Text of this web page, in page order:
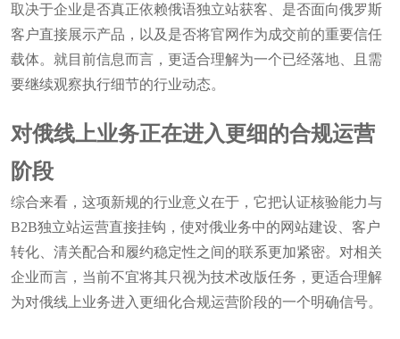
取决于企业是否真正依赖俄语独立站获客、是否面向俄罗斯
客户直接展示产品，以及是否将官网作为成交前的重要信任
载体。就目前信息而言，更适合理解为一个已经落地、且需
要继续观察执行细节的行业动态。
对俄线上业务正在进入更细的合规运营
阶段
综合来看，这项新规的行业意义在于，它把认证核验能力与
B2B独立站运营直接挂钩，使对俄业务中的网站建设、客户
转化、清关配合和履约稳定性之间的联系更加紧密。对相关
企业而言，当前不宜将其只视为技术改版任务，更适合理解
为对俄线上业务进入更细化合规运营阶段的一个明确信号。